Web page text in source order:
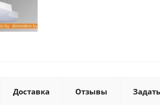
Доставка Отзывы